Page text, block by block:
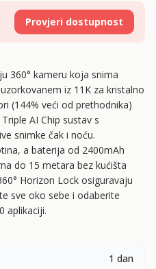
Provjeri dostupnost
360° kameru koja snima
iz 11K za kristalno
(144% veći od prethodnika)
AI Chip sustav s
snimke čak i noću.
a baterija od 2400mAh
do 15 metara bez kućišta
Horizon Lock osiguravaju
sve oko sebe i odaberite
aplikaciji.
1 dan